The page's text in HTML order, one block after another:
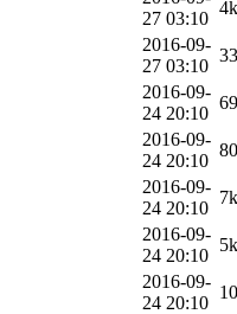
27 03:10
4k
2016-09-
27 03:10
2016-09-
24 20:10
2016-09-
24 20:10
2016-09-
24 20:10
7k
2016-09-
24 20:10
5k
2016-09-
24 20:10